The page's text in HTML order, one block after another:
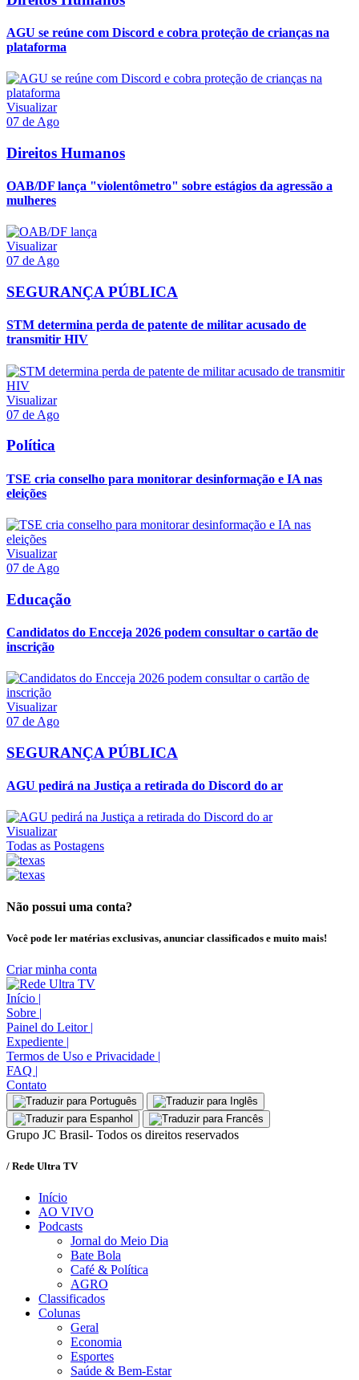
AGU se reúne com Discord e cobra proteção de crianças na
plataforma
Visualizar
07 de Ago
Direitos Humanos
OAB/DF lança "violentômetro" sobre estágios da agressão a
mulheres
Visualizar
07 de Ago
SEGURANÇA PÚBLICA
STM determina perda de patente de militar acusado de
transmitir HIV
Visualizar
07 de Ago
Política
TSE cria conselho para monitorar desinformação e IA nas
eleições
Visualizar
07 de Ago
Educação
Candidatos do Encceja 2026 podem consultar o cartão de
inscrição
Visualizar
07 de Ago
SEGURANÇA PÚBLICA
AGU pedirá na Justiça a retirada do Discord do ar
Visualizar
Todas as Postagens
Não possui uma conta?
Você pode ler matérias exclusivas, anunciar classificados e muito mais!
Criar minha conta
Início |
Sobre |
Painel do Leitor |
Expediente |
Termos de Uso e Privacidade |
FAQ |
Contato
Grupo JC Brasil- Todos os direitos reservados
/ Rede Ultra TV
Início
AO VIVO
Podcasts
Jornal do Meio Dia
Bate Bola
Café & Política
AGRO
Classificados
Colunas
Geral
Economia
Esportes
Saúde & Bem-Estar